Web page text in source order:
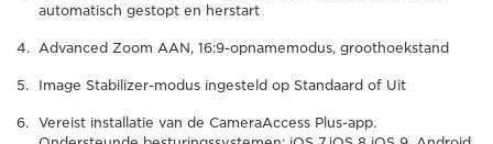
automatisch gestopt en herstart
Advanced Zoom AAN, 16:9-opnamemodus, groothoekstand
Image Stabilizer-modus ingesteld op Standaard of Uit
Vereist installatie van de CameraAccess Plus-app.